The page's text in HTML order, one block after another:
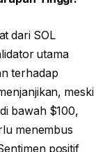
dari SOL
utama
terhadap
meski
bawah $100,
menembus
positif